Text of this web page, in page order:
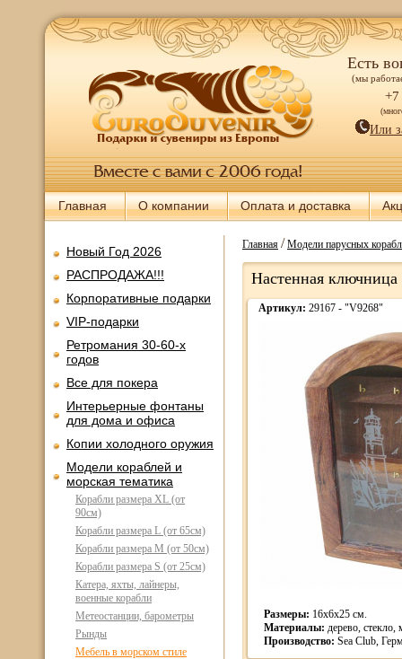
Есть
(мы
+7
Или
Главная О компании Оплата и доставка
Новый Год 2026
РАСПРОДАЖА!!!
Корпоративные подарки
VIP-подарки
Ретромания 30-60-х
годов
Все для покера
Интерьерные фонтаны
для дома и офиса
Копии холодного оружия
Модели кораблей и
морская тематика
Корабли размера XL (от
90см)
Корабли размера L (от 65см)
Корабли размера M (от 50см)
Корабли размера S (от 25см)
Катера, яхты, лайнеры,
военные корабли
Метеостанции, барометры
Рынды
Мебель в морском стиле
Главная/Модели парусных
Настенная
Артикул: 29167 - "V9268"
Размеры: 16х6х25 см.
Материалы: дерево, стекло,
Производство: Sea Club,